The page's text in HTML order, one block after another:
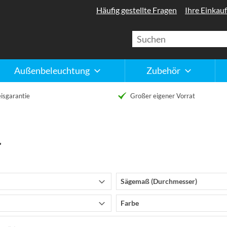
Außenbeleuchtung Zubehör
Häufig gestellte Fragen Ihre
Großer eigener Vorrat
Sägemaß (Durchmesser)
Farbe